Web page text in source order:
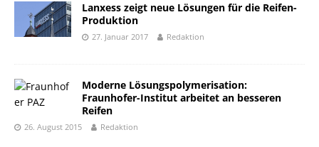
Lanxess zeigt neue Lösungen für die Reifen-
Produktion
27. Januar 2017 Redaktion
Moderne Lösungspolymerisation:
Fraunhofer-Institut arbeitet an besseren
Reifen
26. August 2015 Redaktion